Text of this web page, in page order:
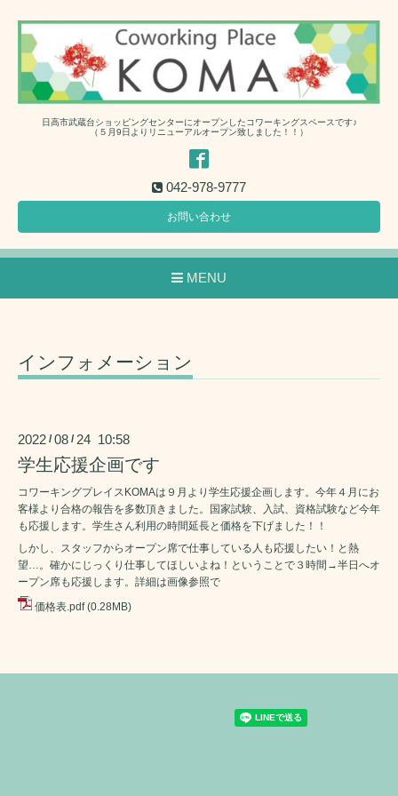
日高市武蔵台ショッピングセンターにオープンしたコワーキングスペースです♪
（５月9日よりリニューアルオープン致しました！！）
042-978-9777
お問い合わせ
MENU
インフォメーション
2022 /08 / 24 10:58
学生応援企画です
コワーキングプレイスKOMAは９月より学生応援企画します。今年４月にお
客様より合格の報告を多数頂きました。国家試験、入試、資格試験など今年
も応援します。学生さん利用の時間延長と価格を下げました！！
しかし、スタッフからオープン席で仕事している人も応援したい！と熱
望…。確かにじっくり仕事してほしいよね！ということで３時間→半日へオ
ープン席も応援します。詳細は画像参照で
価格表.pdf (0.28MB)